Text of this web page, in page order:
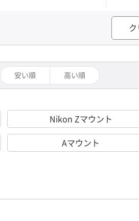
安い順 高い順
Nikon Zマウント
Aマウント